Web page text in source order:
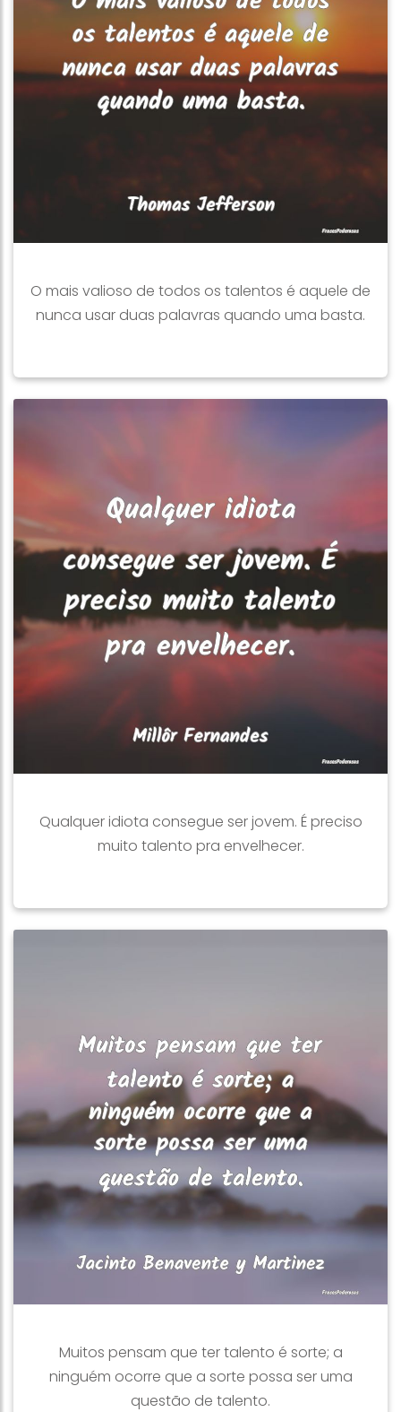
O mais valioso de todos os talentos é aquele de
nunca usar duas palavras quando uma basta.
Qualquer idiota consegue ser jovem. É preciso
muito talento pra envelhecer.
Muitos pensam que ter talento é sorte; a
ninguém ocorre que a sorte possa ser uma
questão de talento.